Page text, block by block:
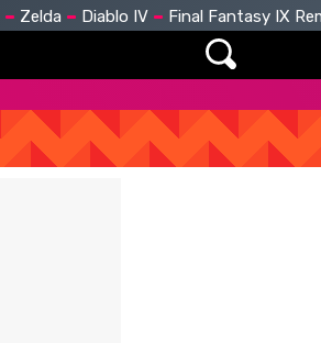
Zelda Diablo IV Final Fantasy IX